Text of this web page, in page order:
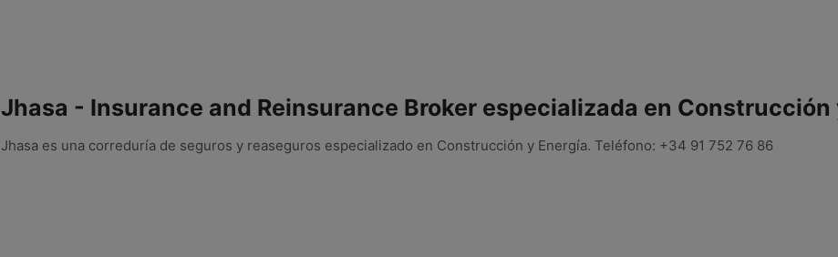
Jhasa - Insurance and Reinsurance Broker especializada en Construcción
Jhasa es una correduría de seguros y reaseguros especializado en Construcción y Energía. Teléfono: +34 91 752 76 86